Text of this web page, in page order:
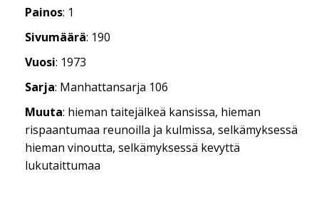
Painos: 1
Sivumäärä: 190
Vuosi: 1973
Sarja: Manhattansarja 106
Muuta: hieman taitejälkeä kansissa, hieman
rispaantumaa reunoilla ja kulmissa, selkämyksessä
hieman vinoutta, selkämyksessä kevyttä
lukutaittumaa